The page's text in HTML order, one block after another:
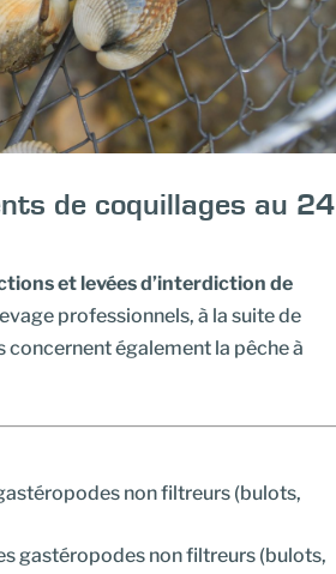
de coquillages au 24
et levées d’interdiction de
professionnels, à la suite de
également la pêche à
non filtreurs (bulots,
gastéropodes non filtreurs (bulots,